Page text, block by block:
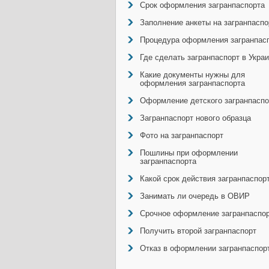
Срок оформления загранпаспорта
Заполнение анкеты на
Процедура оформления
Где сделать загранпаспорт в
Какие документы нужны для
оформления загранпаспорта
Оформление детского
Загранпаспорт нового образца
Фото на загранпаспорт
Пошлины при оформлении
загранпаспорта
Какой срок действия
Занимать ли очередь в ОВИР
Срочное оформление
Получить второй загранпаспорт
Отказ в оформлении